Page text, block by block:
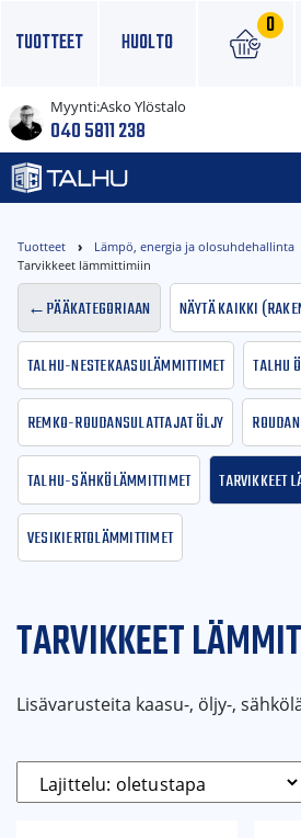
TUOTTEET HUOLTO
0
Myynti:Asko Ylöstalo
040 5811 238
Tuotteet Lämpö, energia ja olosuhdehallinta
Tarvikkeet lämmittimiin
Pääkategoriaan
Näytä kaikki
Talhu-Nestekaasulämmittimet
Talhu
Remko-Roudansulattajat öljy
Talhu-Sähkölämmittimet
Tarvikkeet
Vesikiertolämmittimet
TARVIKKEET
Lisävarusteita kaasu-, öljy-,